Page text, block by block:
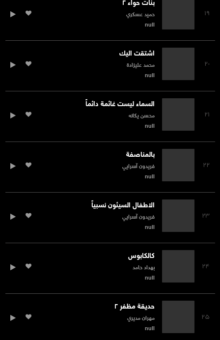
۱۹
حميد عسكري
null
۲۰
اشتقت اليك
محمد عليزادة
null
۲۱
السماء ليست غائمة دائماً
محسن يكانه
null
۲۲
بالمناصفة
فريدون آسرايي
null
۲۳
الاطفال السيئون نسبياً
فريدون آسرايي
null
۲۴
كالكابوس
بهداد حامد
null
۲۵
حديقة مظفر ۲
مهران مديري
null